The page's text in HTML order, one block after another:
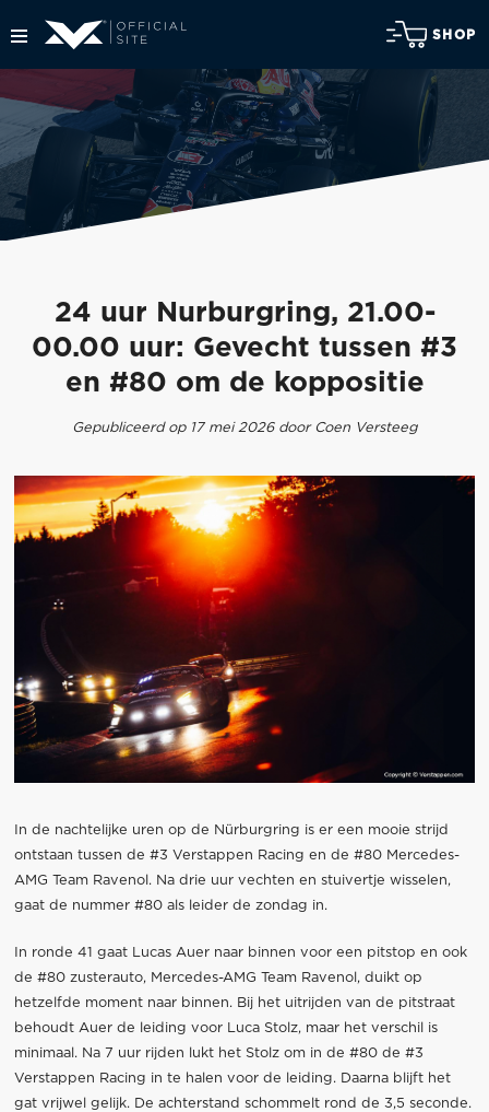
SHOP
24 uur Nurburgring, 21.00-
00.00 uur: Gevecht tussen #3
en #80 om de koppositie
Gepubliceerd op 17 mei 2026 door Coen Versteeg
In de nachtelijke uren op de Nürburgring is er een mooie strijd
ontstaan tussen de #3 Verstappen Racing en de #80 Mercedes-
AMG Team Ravenol. Na drie uur vechten en stuivertje wisselen,
gaat de nummer #80 als leider de zondag in.
In ronde 41 gaat Lucas Auer naar binnen voor een pitstop en ook
de #80 zusterauto, Mercedes-AMG Team Ravenol, duikt op
hetzelfde moment naar binnen. Bij het uitrijden van de pitstraat
behoudt Auer de leiding voor Luca Stolz, maar het verschil is
minimaal. Na 7 uur rijden lukt het Stolz om in de #80 de #3
Verstappen Racing in te halen voor de leiding. Daarna blijft het
gat vrijwel gelijk. De achterstand schommelt rond de 3,5 seconde.